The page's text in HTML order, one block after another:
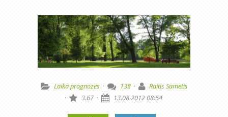
Laika prognozes · 138 ·
Raitis Sametis
·
3.67 · 13.08.2012 08:54